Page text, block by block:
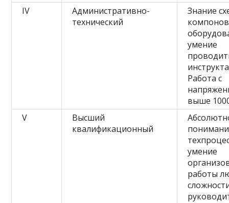
IV
Административно-
технический
Знание
умение
Работа с
выше
V
Высший
квалификационный
умение
работы